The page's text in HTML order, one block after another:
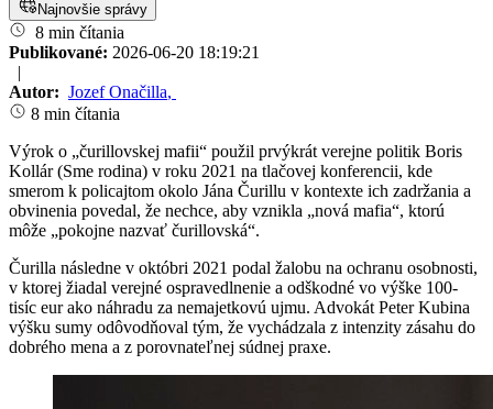
Najnovšie správy
8 min čítania
Publikované: 2026-06-20 18:19:21
|
Autor: Jozef Onačilla,
8 min čítania
Výrok o „čurillovskej mafii“ použil prvýkrát verejne politik Boris
Kollár (Sme rodina) v roku 2021 na tlačovej konferencii, kde
smerom k policajtom okolo Jána Čurillu v kontexte ich zadržania a
obvinenia povedal, že nechce, aby vznikla „nová mafia“, ktorú
môže „pokojne nazvať čurillovská“.
Čurilla následne v októbri 2021 podal žalobu na ochranu osobnosti,
v ktorej žiadal verejné ospravedlnenie a odškodné vo výške 100-
tisíc eur ako náhradu za nemajetkovú ujmu. Advokát Peter Kubina
výšku sumy odôvodňoval tým, že vychádzala z intenzity zásahu do
dobrého mena a z porovnateľnej súdnej praxe.